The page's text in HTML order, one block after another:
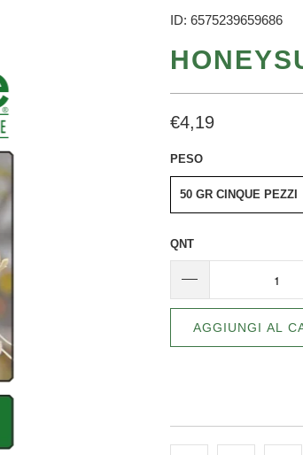
ID: 6575239659686
€4,19
PESO
50 GR CINQUE PEZZI
QNT
AGGIUNGI AL